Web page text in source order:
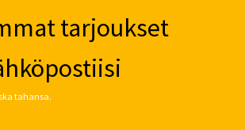
tarjoukset
tahansa.